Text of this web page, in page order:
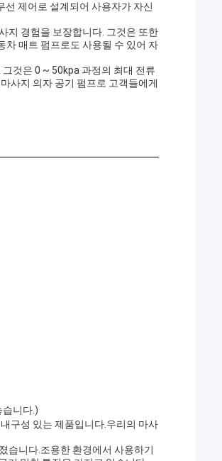
제어로 설계되어 사용자가 자신
지 경험을 보장합니다. 그것은 또한
차 매트 펌프로도 사용될 수 있어 자
것은 0 ~ 50kpa 과정의 최대 전류
사지 의자 공기 펌프로 고객들에게
니다.)
구성 있는 제품입니다.우리의 마사
습니다.조용한 환경에서 사용하기